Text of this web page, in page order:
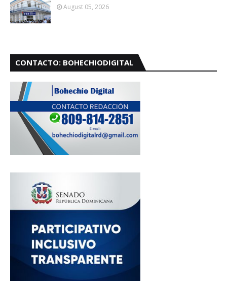
August 05, 2026
CONTACTO: BOHECHIODIGITAL